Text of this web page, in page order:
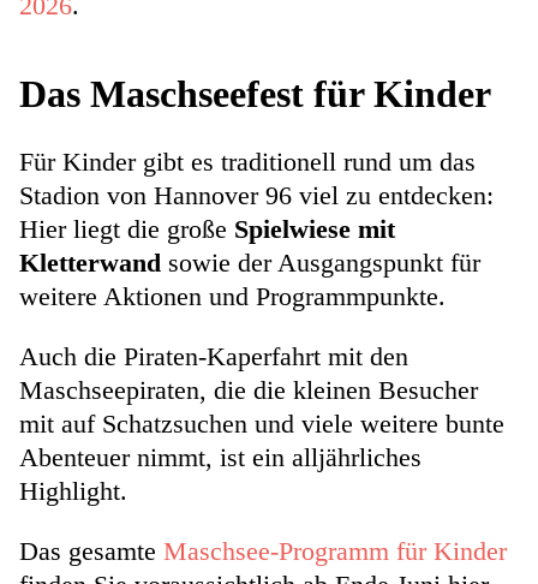
Das Maschseefest für Kinder
Für Kinder gibt es traditionell rund um das
Stadion von Hannover 96 viel zu entdecken:
Hier liegt die große Spielwiese mit
Kletterwand sowie der Ausgangspunkt für
weitere Aktionen und Programmpunkte.
Auch die Piraten-Kaperfahrt mit den
Maschseepiraten, die die kleinen Besucher
mit auf Schatzsuchen und viele weitere bunte
Abenteuer nimmt, ist ein alljährliches
Highlight.
Das gesamte Maschsee-Programm für Kinder